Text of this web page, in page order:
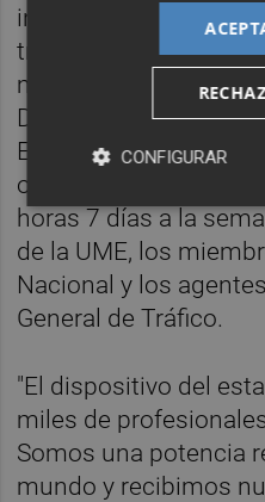
investigaciones
través de la Agencia
mientras que el de
Dirección General de
Emergencias
observación y
horas 7 días a la
de la UME, los
Nacional y los
General de Tráfico.
"El dispositivo del
miles de
Somos una potencia
mundo y recibimos
CONFIGURAR